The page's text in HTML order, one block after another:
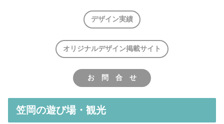
デザイン実績
オリジナルデザイン掲載サイト
お 問 合 せ
笠岡の遊び場・観光